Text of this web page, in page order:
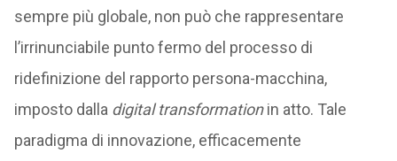
sempre più globale, non può che rappresentare
l’irrinunciabile punto fermo del processo di
ridefinizione del rapporto persona-macchina,
imposto dalla digital transformationin atto. Tale
paradigma di innovazione, efficacemente